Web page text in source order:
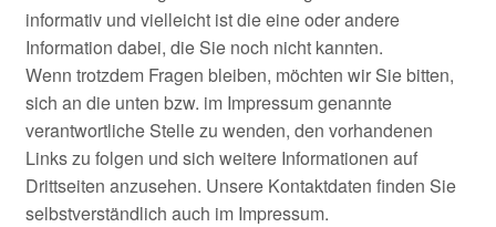
informativ und vielleicht ist die eine oder andere
Information dabei, die Sie noch nicht kannten.
Wenn trotzdem Fragen bleiben, möchten wir Sie bitten,
sich an die unten bzw. im Impressum genannte
verantwortliche Stelle zu wenden, den vorhandenen
Links zu folgen und sich weitere Informationen auf
Drittseiten anzusehen. Unsere Kontaktdaten finden Sie
selbstverständlich auch im Impressum.